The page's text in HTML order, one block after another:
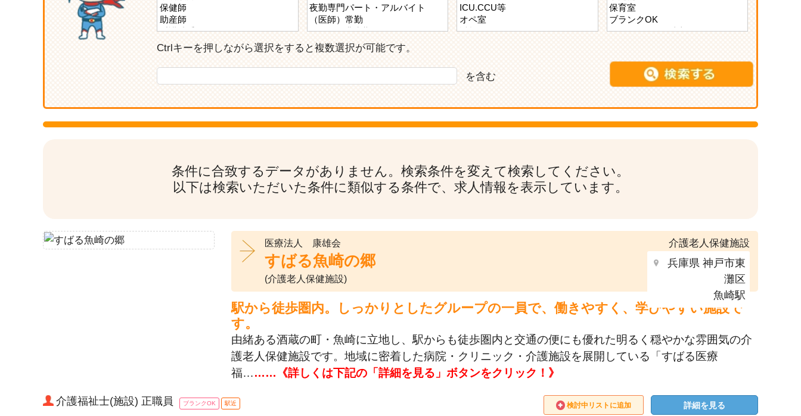
Ctrlキーを押しながら選択をすると複数選択が可能です。
を含む
条件に合致するデータがありません。検索条件を変えて検索してください。
以下は検索いただいた条件に類似する条件で、求人情報を表示しています。
医療法人 康雄会
すばる魚崎の郷
(介護老人保健施設)
介護老人保健施設
兵庫県 神戸市東
灘区
魚崎駅
駅から徒歩圏内。しっかりとしたグループの一員で、働きやすく、学びやすい施設で
す。
由緒ある酒蔵の町・魚崎に立地し、駅からも徒歩圏内と交通の便にも優れた明るく穏やかな雰囲気の介
護老人保健施設です。地域に密着した病院・クリニック・介護施設を展開している「すばる医療
福………《詳しくは下記の「詳細を見る」ボタンをクリック！》
介護福祉士(施設) 正職員 ブランクOK 駅近 検討中リストに追加 詳細を見る